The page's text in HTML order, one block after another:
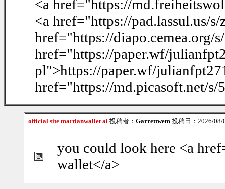
<a href="https://
<a href="https://pad.lassul.us/
href="https://diapo.cemea.org/
href="https://paper.wf/
pl">https://paper.wf/
href="https://md.picasoft.net/
official site martianwallet ai 投稿者： Garrettwem 投稿日：2026/
you could look here <a
wallet</a>